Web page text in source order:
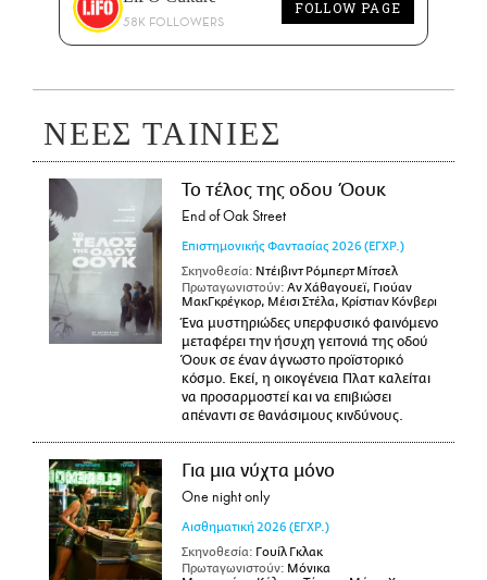
58K FOLLOWERS
FOLLOW PAGE
ΝΕΕΣ ΤΑΙΝΙΕΣ
Το τέλος της οδου Όουκ
End of Oak Street
Επιστημονικής Φαντασίας 2026 (ΕΓΧΡ.)
Σκηνοθεσία: Ντέιβιντ Ρόμπερτ Μίτσελ
Πρωταγωνιστούν: Αν Χάθαγουεϊ, Γιούαν
ΜακΓκρέγκορ, Μέισι Στέλα, Κρίστιαν Κόνβερι
Ένα μυστηριώδες υπερφυσικό φαινόμενο
μεταφέρει την ήσυχη γειτονιά της οδού
Όουκ σε έναν άγνωστο προϊστορικό
κόσμο. Εκεί, η οικογένεια Πλατ καλείται
να προσαρμοστεί και να επιβιώσει
απέναντι σε θανάσιμους κινδύνους.
Για μια νύχτα μόνο
One night only
Αισθηματική 2026 (ΕΓΧΡ.)
Σκηνοθεσία: Γουίλ Γκλακ
Πρωταγωνιστούν: Μόνικα